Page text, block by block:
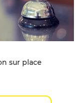
sur place